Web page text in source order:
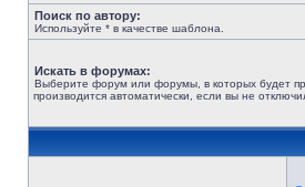
Поиск по автору:
Используйте * в качестве шаблона.
Искать в форумах:
Выберите форум или форумы, в которых будет
производится автоматически, если вы не